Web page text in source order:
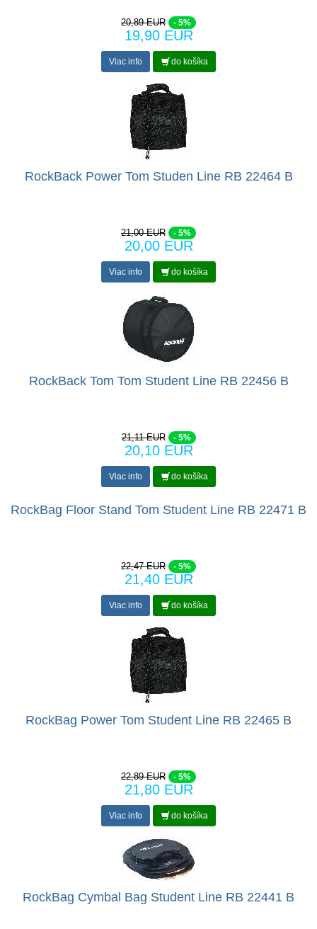
20,89 EUR - 5%
19,90 EUR
Viac info do košíka
RockBack Power Tom Studen Line RB 22464 B
21,00 EUR - 5%
20,00 EUR
Viac info do košíka
RockBack Tom Tom Student Line RB 22456 B
21,11 EUR - 5%
20,10 EUR
Viac info do košíka
RockBag Floor Stand Tom Student Line RB 22471 B
22,47 EUR - 5%
21,40 EUR
Viac info do košíka
RockBag Power Tom Student Line RB 22465 B
22,89 EUR - 5%
21,80 EUR
Viac info do košíka
RockBag Cymbal Bag Student Line RB 22441 B